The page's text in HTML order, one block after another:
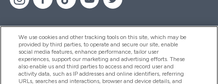
Pomoć I Informacije
Proizvodi
We use cookies and other tracking tools on this site, which may be
provided by third parties, to operate and secure our site, enable
social media features, enhance performance, tailor user
experiences, support our marketing and advertising efforts. These
also enable us and third parties to access and record user and
activity data, such as IP addresses and online identifiers, referring
URLs, searches and interactions, browser and device details, and